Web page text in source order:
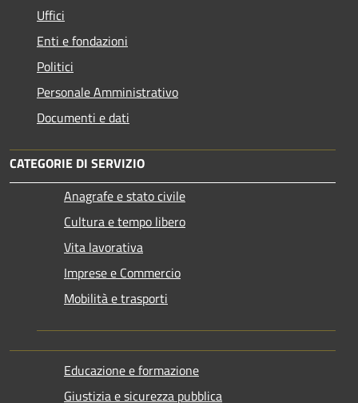
Uffici
Enti e fondazioni
Politici
Personale Amministrativo
Documenti e dati
CATEGORIE DI SERVIZIO
Anagrafe e stato civile
Cultura e tempo libero
Vita lavorativa
Imprese e Commercio
Mobilità e trasporti
Educazione e formazione
Giustizia e sicurezza pubblica